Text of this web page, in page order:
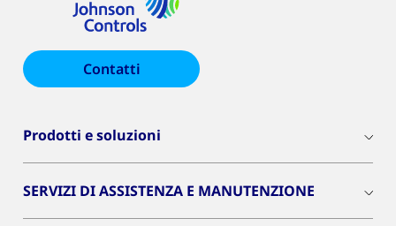
Contatti
Prodotti e soluzioni
SERVIZI DI ASSISTENZA E MANUTENZIONE